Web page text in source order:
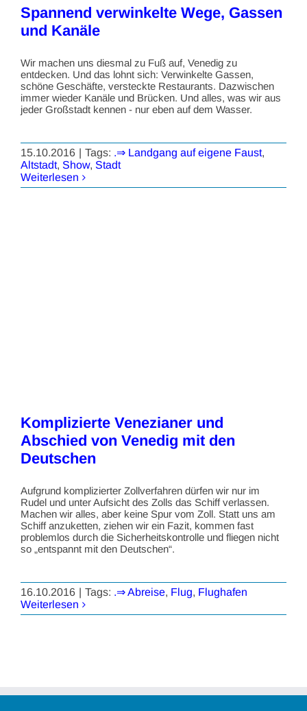
Spannend verwinkelte Wege, Gassen
und Kanäle
Wir machen uns diesmal zu Fuß auf, Venedig zu
entdecken. Und das lohnt sich: Verwinkelte Gassen,
schöne Geschäfte, versteckte Restaurants. Dazwischen
immer wieder Kanäle und Brücken. Und alles, was wir aus
jeder Großstadt kennen - nur eben auf dem Wasser.
15.10.2016 | Tags: .⇒ Landgang auf eigene Faust,
Altstadt, Show, Stadt
Weiterlesen
Komplizierte Venezianer und
Abschied von Venedig mit den
Deutschen
Aufgrund komplizierter Zollverfahren dürfen wir nur im
Rudel und unter Aufsicht des Zolls das Schiff verlassen.
Machen wir alles, aber keine Spur vom Zoll. Statt uns am
Schiff anzuketten, ziehen wir ein Fazit, kommen fast
problemlos durch die Sicherheitskontrolle und fliegen nicht
so „entspannt mit den Deutschen“.
16.10.2016 | Tags: .⇒ Abreise, Flug, Flughafen
Weiterlesen